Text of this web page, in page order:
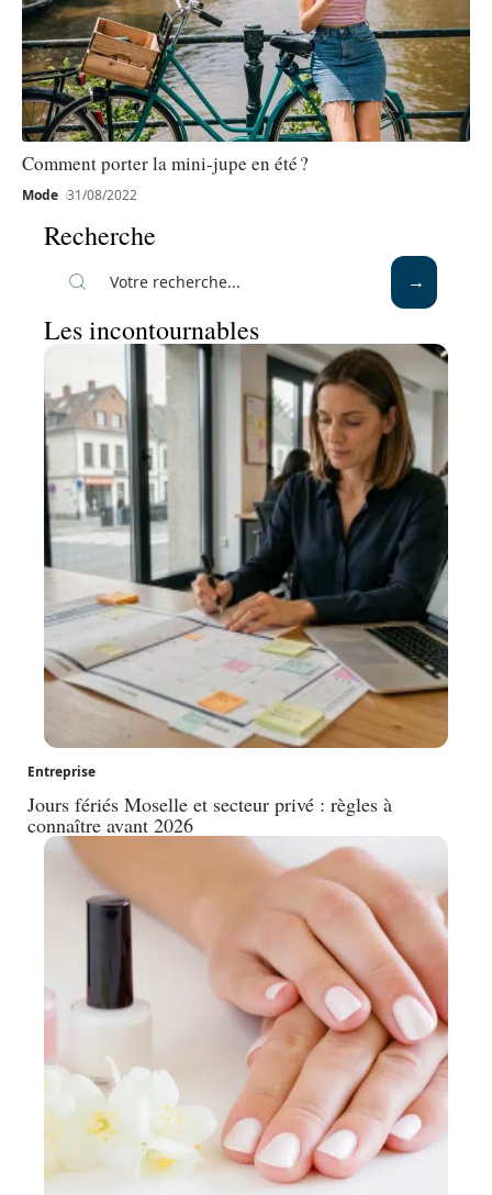
Comment porter la mini-jupe en été ?
Mode 31/08/2022
Recherche
Les incontournables
Entreprise
Jours fériés Moselle et secteur privé : règles à
connaître avant 2026